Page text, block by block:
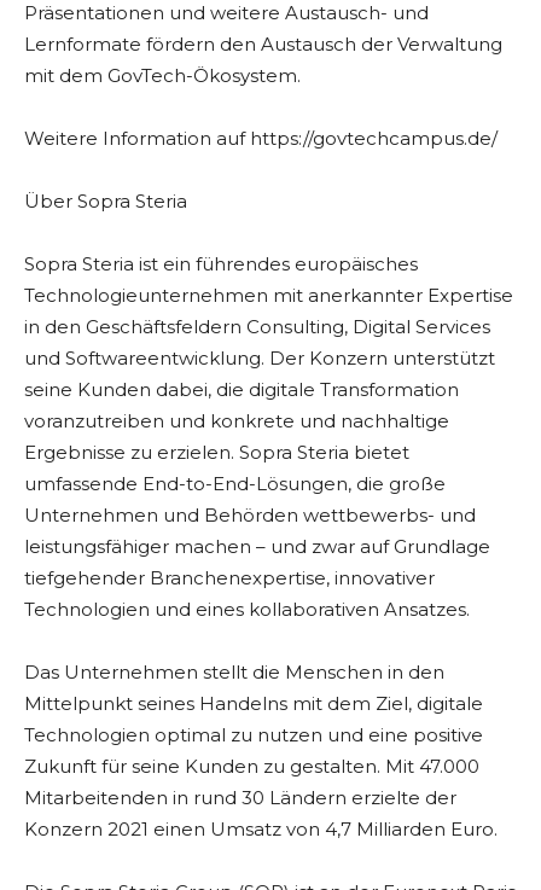
Präsentationen und weitere Austausch- und
Lernformate fördern den Austausch der Verwaltung
mit dem GovTech-Ökosystem.
Weitere Information auf https://govtechcampus.de/
Über Sopra Steria
Sopra Steria ist ein führendes europäisches
Technologieunternehmen mit anerkannter Expertise
in den Geschäftsfeldern Consulting, Digital Services
und Softwareentwicklung. Der Konzern unterstützt
seine Kunden dabei, die digitale Transformation
voranzutreiben und konkrete und nachhaltige
Ergebnisse zu erzielen. Sopra Steria bietet
umfassende End-to-End-Lösungen, die große
Unternehmen und Behörden wettbewerbs- und
leistungsfähiger machen – und zwar auf Grundlage
tiefgehender Branchenexpertise, innovativer
Technologien und eines kollaborativen Ansatzes.
Das Unternehmen stellt die Menschen in den
Mittelpunkt seines Handelns mit dem Ziel, digitale
Technologien optimal zu nutzen und eine positive
Zukunft für seine Kunden zu gestalten. Mit 47.000
Mitarbeitenden in rund 30 Ländern erzielte der
Konzern 2021 einen Umsatz von 4,7 Milliarden Euro.